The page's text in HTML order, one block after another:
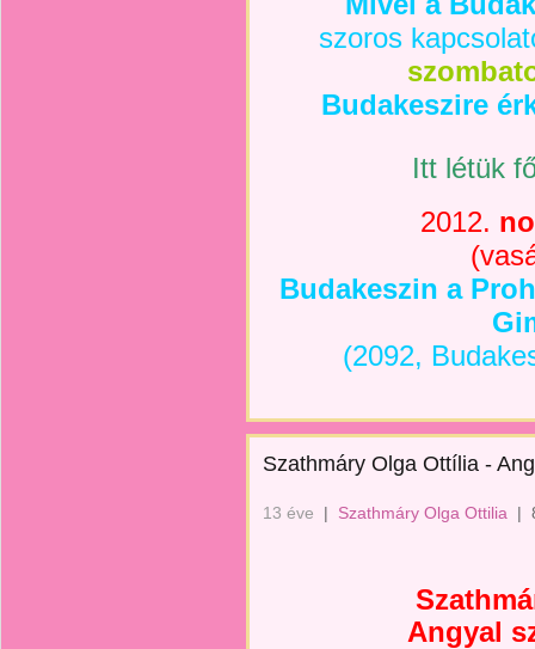
szoros
Budakeszire
Itt létük
2012.
Budakeszin a
(2092,
Szathmáry Olga Ottília -
13 éve | Szathmáry Olga Ottilia |
Angyal